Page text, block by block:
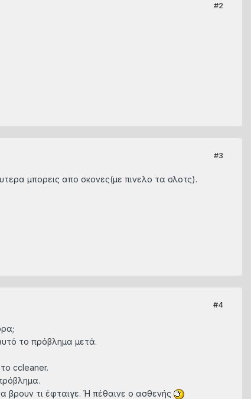
#2
#3
μπορεις απο σκονες(με πινελο τα σλοτς).
#4
το πρόβλημα μετά.
ccleaner.
βρουν τι έφταιγε. Ή πέθαινε ο ασθενής